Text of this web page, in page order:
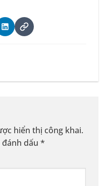
hiển thị công khai.
dấu *